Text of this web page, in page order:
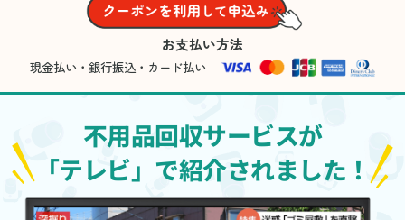
お支払い方法
現金払い・銀行振込・カード払い
不用品回収サービスが
「テレビ」で紹介されました！